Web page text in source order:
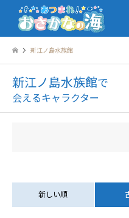
新江ノ島水族館
新江ノ島水族館で
会えるキャラクター
新しい順